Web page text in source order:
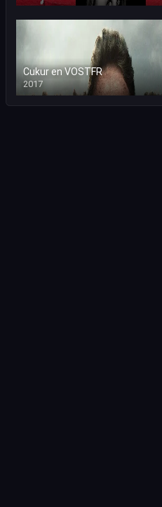
Cukur en VOSTFR
2017